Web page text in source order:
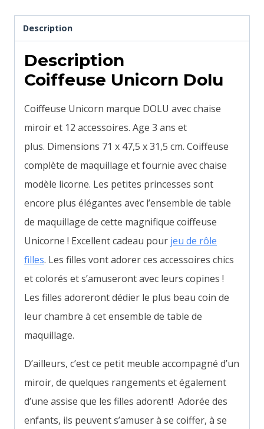
Description
Description
Coiffeuse Unicorn Dolu
Coiffeuse Unicorn marque DOLU avec chaise
miroir et 12 accessoires. Age 3 ans et
plus. Dimensions 71 x 47,5 x 31,5 cm. Coiffeuse
complète de maquillage et fournie avec chaise
modèle licorne. Les petites princesses sont
encore plus élégantes avec l’ensemble de table
de maquillage de cette magnifique coiffeuse
Unicorne ! Excellent cadeau pour jeu de rôle
filles. Les filles vont adorer ces accessoires chics
et colorés et s’amuseront avec leurs copines !
Les filles adoreront dédier le plus beau coin de
leur chambre à cet ensemble de table de
maquillage.
D’ailleurs, c’est ce petit meuble accompagné d’un
miroir, de quelques rangements et également
d’une assise que les filles adorent! Adorée des
enfants, ils peuvent s’amuser à se coiffer, à se